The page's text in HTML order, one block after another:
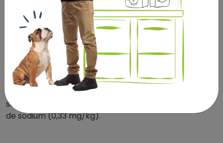
Additifs :
Additifs nutritionnels :
Vitamine A (2.700 UI/kg), vitamine D3 (1. 800 UI/kg),
vitamine E (450 mg/kg), vitamine C (350 mg/kg),
vitamine B12 (0,58 mg/kg), sulfate de fer
monohydraté (358 mg/kg), iodure de potassium (2,6
mg/kg), sulfate de cuivre pentahydraté (45 mg/kg),
sulfate de manganèse monohydraté (169 mg/kg),
sulfate de zinc monohydraté (407 mg/kg), sélénite
de sodium (0,33 mg/kg).